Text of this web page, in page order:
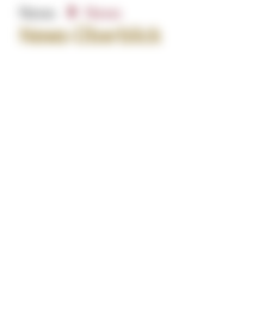
News News
News-Überblick